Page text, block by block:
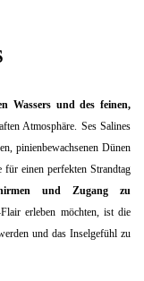
Wassers und des feinen,
Atmosphäre. Ses Salines
pinienbewachsenen Dünen
einen perfekten Strandtag
und Zugang zu
erleben möchten, ist die
und das Inselgefühl zu